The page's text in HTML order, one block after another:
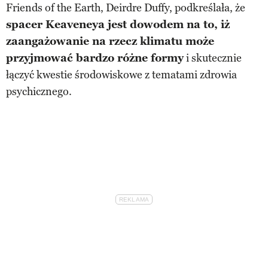
Friends of the Earth, Deirdre Duffy, podkreślała, że
spacer Keaveneya jest dowodem na to, iż
zaangażowanie na rzecz klimatu może
przyjmować bardzo różne formyi skutecznie
łączyć kwestie środowiskowe z tematami zdrowia
psychicznego.